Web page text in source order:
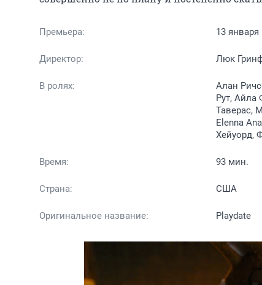
Премьера: 13 января
Директор: Люк
В ролях:
Алан
Рут, Айла
Таверас,
Elenna
Хейуорд,
Время: 93 мин.
Страна: США
Оригинальное название: Playdate